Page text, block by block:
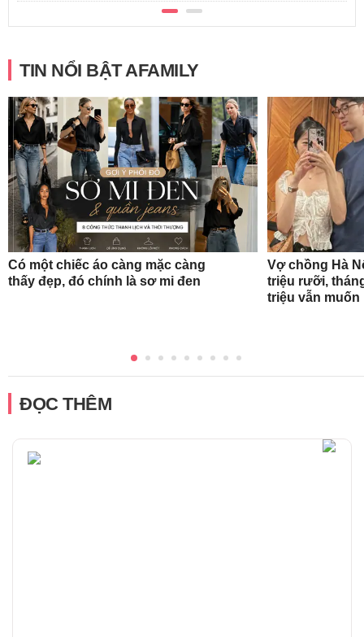
TIN NỔI BẬT AFAMILY
Có một chiếc áo càng mặc càng
thấy đẹp, đó chính là sơ mi đen
Vợ chồng Hà
triệu rưỡi,
triệu vẫn muốn
ĐỌC THÊM